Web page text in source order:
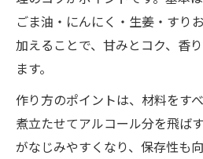
ごま油・にんにく・生姜・すり
加えることで、甘みとコク、香
ます。
作り方のポイントは、材料をす
煮立たせてアルコール分を飛ば
がなじみやすくなり、保存性も